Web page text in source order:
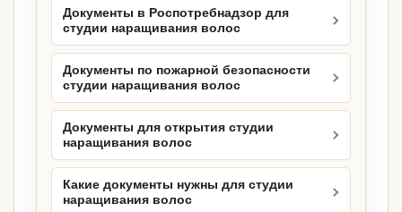
Документы в Роспотребнадзор для
студии наращивания волос
Документы по пожарной безопасности
студии наращивания волос
Документы для открытия студии
наращивания волос
Какие документы нужны для студии
наращивания волос